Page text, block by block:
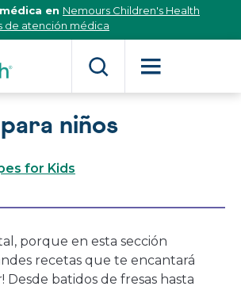
en Nemours Children's Health
de atención médica
niños
for Kids
porque en esta sección
recetas que te encantará
Desde batidos de fresas hasta